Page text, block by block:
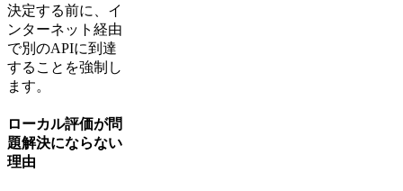
決定する前に、イ
ンターネット経由
で別のAPIに到達
することを強制し
ます。
ローカル評価が問
題解決にならない
理由